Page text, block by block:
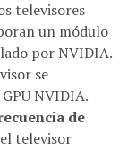
un módulo
por NVIDIA.
se
NVIDIA.
de
televisor
fija (por